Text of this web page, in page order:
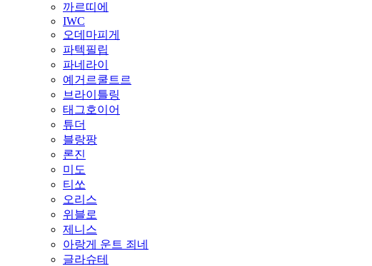
까르띠에
IWC
오데마피게
파텍필립
파네라이
예거르쿨트르
브라이틀링
태그호이어
튜더
블랑팡
론진
미도
티쏘
오리스
위블로
제니스
아랑게 운트 죄네
글라슈테